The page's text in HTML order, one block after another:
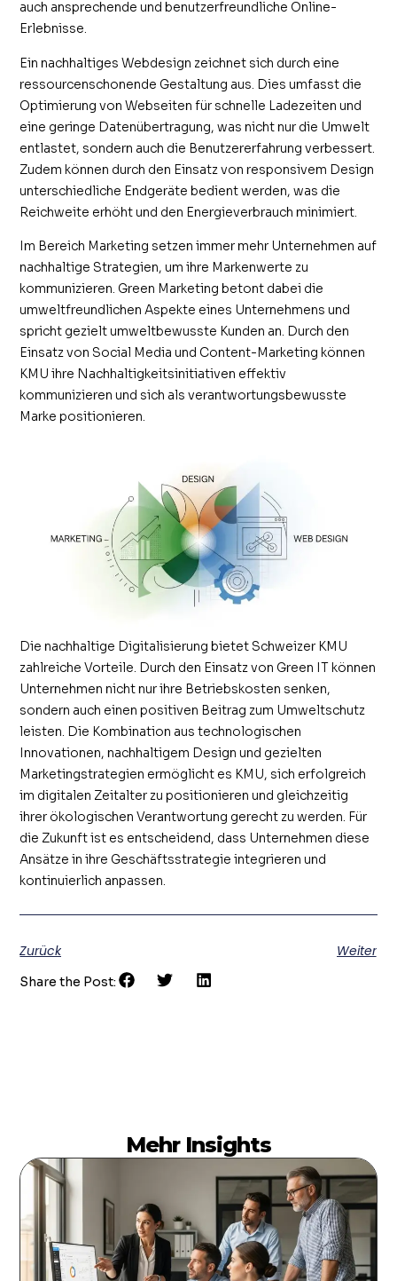
auch ansprechende und benutzerfreundliche Online-
Erlebnisse.
Ein nachhaltiges Webdesign zeichnet sich durch eine
ressourcenschonende Gestaltung aus. Dies umfasst die
Optimierung von Webseiten für schnelle Ladezeiten und
eine geringe Datenübertragung, was nicht nur die Umwelt
entlastet, sondern auch die Benutzererfahrung verbessert.
Zudem können durch den Einsatz von responsivem Design
unterschiedliche Endgeräte bedient werden, was die
Reichweite erhöht und den Energieverbrauch minimiert.
Im Bereich Marketing setzen immer mehr Unternehmen auf
nachhaltige Strategien, um ihre Markenwerte zu
kommunizieren. Green Marketing betont dabei die
umweltfreundlichen Aspekte eines Unternehmens und
spricht gezielt umweltbewusste Kunden an. Durch den
Einsatz von Social Media und Content-Marketing können
KMU ihre Nachhaltigkeitsinitiativen effektiv
kommunizieren und sich als verantwortungsbewusste
Marke positionieren.
Die nachhaltige Digitalisierung bietet Schweizer KMU
zahlreiche Vorteile. Durch den Einsatz von Green IT können
Unternehmen nicht nur ihre Betriebskosten senken,
sondern auch einen positiven Beitrag zum Umweltschutz
leisten. Die Kombination aus technologischen
Innovationen, nachhaltigem Design und gezielten
Marketingstrategien ermöglicht es KMU, sich erfolgreich
im digitalen Zeitalter zu positionieren und gleichzeitig
ihrer ökologischen Verantwortung gerecht zu werden. Für
die Zukunft ist es entscheidend, dass Unternehmen diese
Ansätze in ihre Geschäftsstrategie integrieren und
kontinuierlich anpassen.
Zurück Weiter
Share the Post:
Mehr Insights